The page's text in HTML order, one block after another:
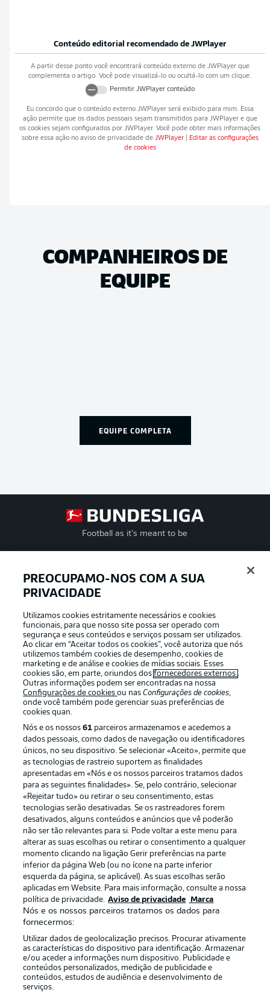
Conteúdo editorial recomendado de JWPlayer
A partir desse ponto você encontrará conteúdo externo de JWPlayerque
complementa o artigo. Você pode visualizá-lo ou ocultá-lo com um clique.
Permitir JWPlayerconteúdo
Eu concordo que o conteúdo externo JWPlayerserá exibido para mim. Essa
ação permite que os dados pessoais sejam transmitidos para JWPlayere que
os cookies sejam configurados por JWPlayer. Você pode obter mais informações
sobre essa ação no aviso de privacidade de JWPlayer
Editar as configurações
de cookies
COMPANHEIROS DE
EQUIPE
EQUIPE COMPLETA
Football as it’s meant to be
APLICATIVO DA BUNDESLIGA
Oferecido por
Publicidade Avisos legais
Gerir preferências Aviso de privacidade
Emissoras
Trabalhe conosco Marca
Contato Jogadores
PREOCUPAMO-NOS COM A SUA
PRIVACIDADE
Utilizamos cookies estritamente necessários e cookies
funcionais, para que nosso site possa ser operado com
segurança e seus conteúdos e serviços possam ser utilizados.
Ao clicar em “Aceitar todos os cookies”, você autoriza que nós
utilizemos também cookies de desempenho, cookies de
marketing e de análise e cookies de mídias sociais. Esses
cookies são, em parte, oriundos dosfornecedores externos .
Outras informações podem ser encontradas na nossa
Configurações de cookiesou nasConfigurações de cookies,
onde você também pode gerenciar suas preferências de
cookies quan.
Nós e os nossos61 parceiros armazenamos e acedemos a
dados pessoais, como dados de navegação ou identificadores
únicos, no seu dispositivo. Se selecionar «Aceito», permite que
as tecnologias de rastreio suportem as finalidades
apresentadas em «Nós e os nossos parceiros tratamos dados
para as seguintes finalidades». Se, pelo contrário, selecionar
«Rejeitar tudo» ou retirar o seu consentimento, estas
tecnologias serão desativadas. Se os rastreadores forem
desativados, alguns conteúdos e anúncios que vê poderão
não ser tão relevantes para si. Pode voltar a este menu para
alterar as suas escolhas ou retirar o consentimento a qualquer
momento clicando na ligação Gerir preferências na parte
inferior da página Web (ou no ícone na parte inferior
esquerda da página, se aplicável). As suas escolhas serão
aplicadas em Website. Para mais informação, consulte a nossa
política de privacidade. Aviso de privacidade Marca
Nós e os nossos parceiros tratamos os dados para
fornecermos:
Utilizar dados de geolocalização precisos. Procurar ativamente
as características do dispositivo para identificação. Armazenar
e/ou aceder a informações num dispositivo. Publicidade e
conteúdos personalizados, medição de publicidade e
conteúdos, estudos de audiência e desenvolvimento de
serviços.